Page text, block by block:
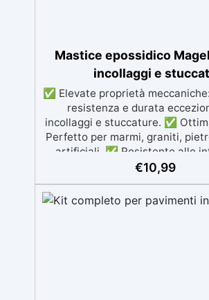
Mastice epossidico
incollaggi e
✅ Elevate proprietà
resistenza e durata
incollaggi e stuccature. ✅
Perfetto per marmi, graniti,
artificiali. ✅ Resistente alle
Inalterabile alle condizioni
Ideale per applicazioni
rischio di colature. ✅ Facile
€10,99